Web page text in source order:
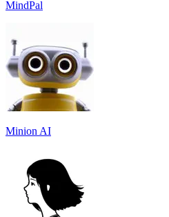
MindPal
Minion AI